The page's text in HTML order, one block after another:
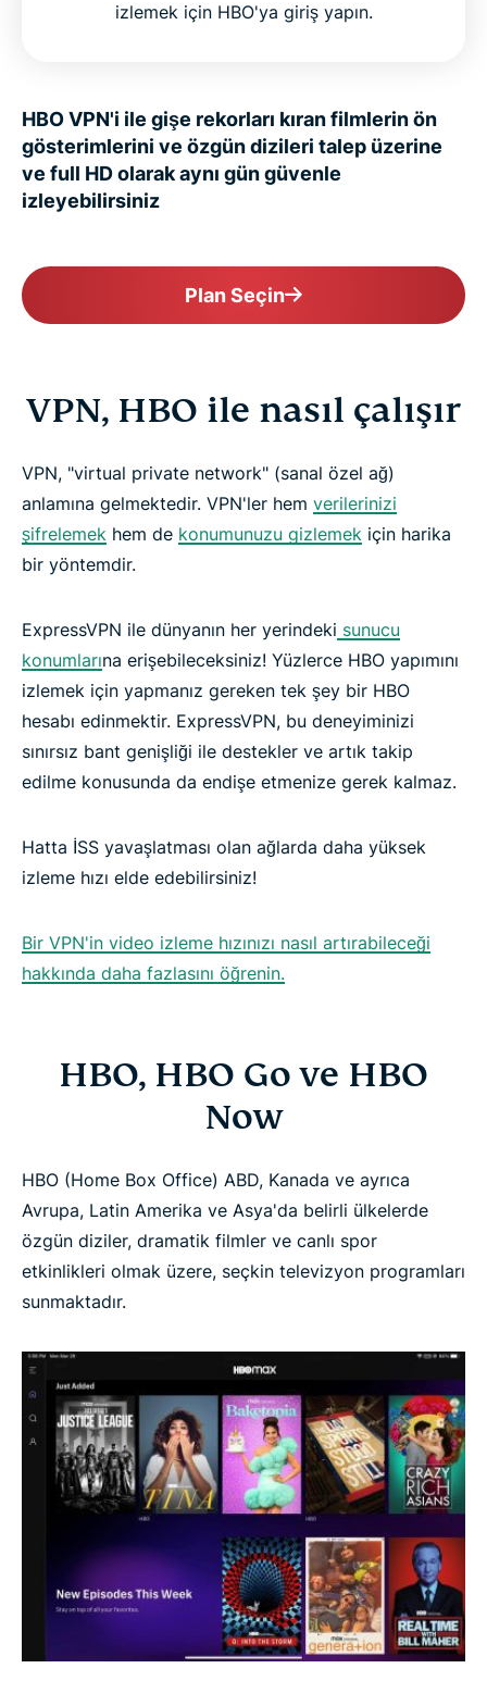
izlemek için HBO'ya giriş yapın.
HBO VPN'i ile gişe rekorları kıran filmlerin ön
gösterimlerini ve özgün dizileri talep üzerine
ve full HD olarak aynı gün güvenle
izleyebilirsiniz
Plan Seçin
VPN, HBO ile nasıl çalışır
VPN, "virtual private network" (sanal özel ağ)
anlamına gelmektedir. VPN'ler hem verilerinizi
şifrelemek hem de konumunuzu gizlemek için harika
bir yöntemdir.
ExpressVPN ile dünyanın her yerindeki sunucu
konumlarına erişebileceksiniz! Yüzlerce HBO yapımını
izlemek için yapmanız gereken tek şey bir HBO
hesabı edinmektir. ExpressVPN, bu deneyiminizi
sınırsız bant genişliği ile destekler ve artık takip
edilme konusunda da endişe etmenize gerek kalmaz.
Hatta İSS yavaşlatması olan ağlarda daha yüksek
izleme hızı elde edebilirsiniz!
Bir VPN'in video izleme hızınızı nasıl artırabileceği
hakkında daha fazlasını öğrenin.
HBO, HBO Go ve HBO
Now
HBO (Home Box Office) ABD, Kanada ve ayrıca
Avrupa, Latin Amerika ve Asya'da belirli ülkelerde
özgün diziler, dramatik filmler ve canlı spor
etkinlikleri olmak üzere, seçkin televizyon programları
sunmaktadır.